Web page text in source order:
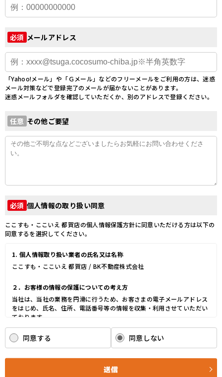
必須 メールアドレス
「Yahoo!メール」や「Ｇメール」などのフリーメールをご利用の方は、迷惑
メール対策などで登録完了のメールが届かないことがあります。
迷惑メールフォルダを確認していただくか、別のアドレスで登録ください。
任意 その他ご要望
必須 個人情報の取り扱い同意
ここすも・ここいえ 都賀店の個人情報保護方針に同意いただける方は以下の
同意するを選択してください。
1. 個人情報取り扱い業者の氏名又は名称
ここすも・ここいえ 都賀店 / BK不動産株式会社
２．お客様の情報の保護についての考え方
当社は、当社の業務を円滑に行うため、お客さまの電子メールアドレス
をはじめ、氏名、住所、電話番号等の情報を収集・利用させていただい
ております。
当社は、これらのお客さまの個人情報（以下「お客さま情報」といいま
す。）の適正な保護を重大な責務と認識し、この責務を果たすために、
次の方針の下でお客さま情報を取り扱います。
(1) お客さま情報に適用される個人情報の保護に関する法律その他の関
係法令を遵守し、適切に取り扱います。また、適宜取扱いの改善に努め
同意する 同意しない
送信